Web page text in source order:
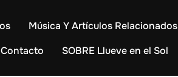
Música Y Artículos Relacionados
Contacto SOBRE Llueve en el Sol